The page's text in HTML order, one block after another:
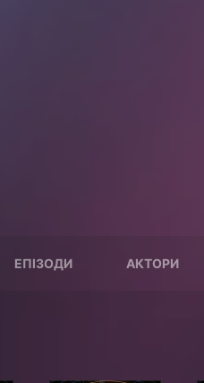
ЕПІЗОДИ АКТОРИ